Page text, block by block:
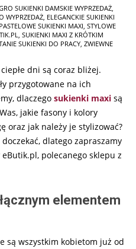
SUKIENKI DAMSKIE WYPRZEDAŻ
WYPRZEDAŻ ELEGANCKIE SUKIENKI
PASTELOWE SUKIENKI MAXI STYLOWE
SUKIENKI MAXI Z KRÓTKIM
SUKIENKI DO PRACY ZWIEWNE
dni są coraz bliżej.
przygotowane na ich
dlaczego sukienki maxi są
jakie fasony i kolory
oraz jak należy je stylizować?
dlatego zapraszamy
polecanego sklepu z
elementem
są wszystkim kobietom już od